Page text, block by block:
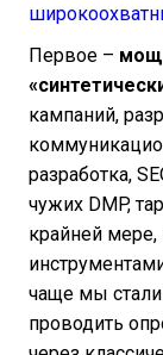
Первое –
кампаний,
разработка,
чужих DMP,
крайней
чаще мы
проводить